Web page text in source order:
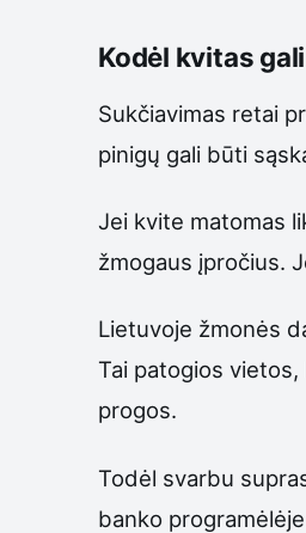
Kodėl kvitas
Sukčiavimas retai
pinigų gali būti
Jei kvite matomas
žmogaus įpročius.
Lietuvoje žmonės
Tai patogios
progos.
Todėl svarbu
banko